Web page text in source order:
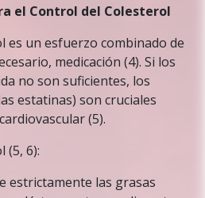
el Control del Colesterol
es un esfuerzo combinado de
medicación (4). Si los
no son suficientes, los
estatinas) son cruciales
(5).
(5, 6):
estrictamente las grasas